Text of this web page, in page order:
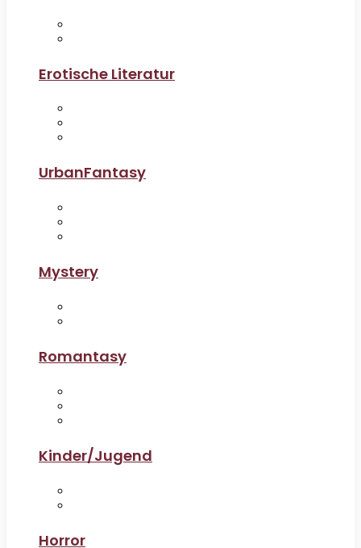
Erotische Literatur
UrbanFantasy
Mystery
Romantasy
Kinder/Jugend
Horror